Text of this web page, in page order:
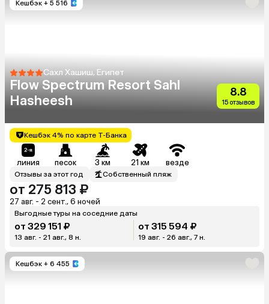
Кешбэк + 5 516
Сахл Хашиш, Египет
Flow Spectrum Resort Sahl
Hasheesh
8.8
15 отзывов
Кешбэк 4% по карте Т-Банка
линия песок 3 км 21 км везде
Отзывы за этот год Собственный пляж
от 275 813 ₽
27 авг. - 2 сент., 6 ночей
Выгодные туры на соседние даты
от 329 151 ₽
13 авг. - 21 авг., 8 н.
от 315 594 ₽
19 авг. - 26 авг., 7 н.
Кешбэк + 6 455